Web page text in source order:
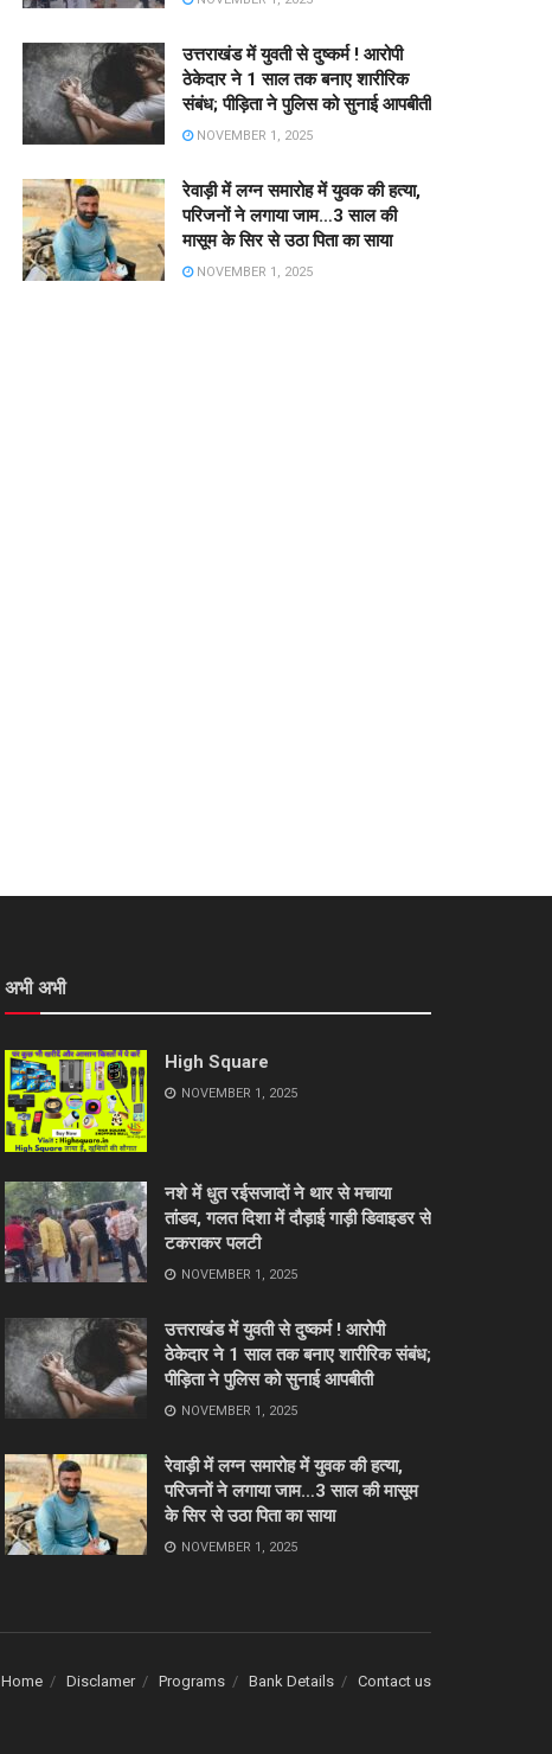
उत्तराखंड में युवती से दुष्कर्म ! आरोपी
ठेकेदार ने 1 साल तक बनाए शारीरिक
संबंध; पीड़िता ने पुलिस को सुनाई आपबीती
NOVEMBER 1, 2025
रेवाड़ी में लग्न समारोह में युवक की हत्या,
परिजनों ने लगाया जाम…3 साल की
मासूम के सिर से उठा पिता का साया
NOVEMBER 1, 2025
अभी अभी
High Square
NOVEMBER 1, 2025
नशे में धुत रईसजादों ने थार से मचाया
तांडव, गलत दिशा में दौड़ाई गाड़ी डिवाइडर से
टकराकर पलटी
NOVEMBER 1, 2025
उत्तराखंड में युवती से दुष्कर्म ! आरोपी
ठेकेदार ने 1 साल तक बनाए शारीरिक संबंध;
पीड़िता ने पुलिस को सुनाई आपबीती
NOVEMBER 1, 2025
रेवाड़ी में लग्न समारोह में युवक की हत्या,
परिजनों ने लगाया जाम…3 साल की मासूम
के सिर से उठा पिता का साया
NOVEMBER 1, 2025
Home Disclamer Programs Bank Details Contact us